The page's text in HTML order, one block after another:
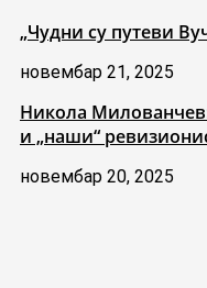
„Чудни су путеви
новембар 21, 2025
Никола Милованчев:
и „наши“
новембар 20, 2025